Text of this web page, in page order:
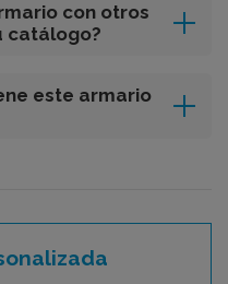
con otros
catálogo?
este armario